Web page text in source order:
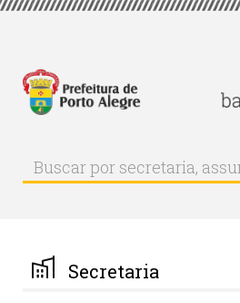
Pular
principal
Buscar
Buscar
por
palavra-
chave
Secretaria